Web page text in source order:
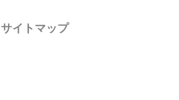
サイトマップ